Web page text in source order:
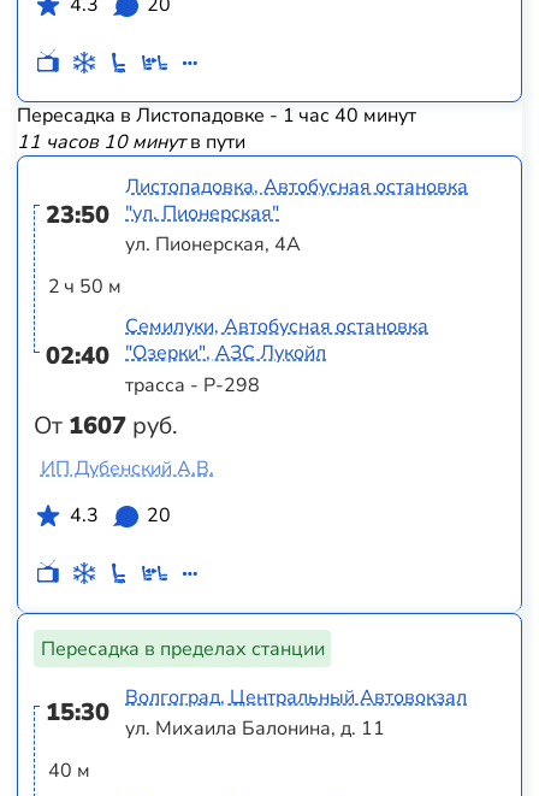
4.3
20
Пересадка в Листопадовке - 1 час 40 минут
11 часов 10 минутв пути
23:50
2 ч 50 м
02:40
От 1607 руб.
Листопадовка, Автобусная остановка
"ул. Пионерская"
ул. Пионерская, 4А
Семилуки, Автобусная остановка
"Озерки", АЗС Лукойл
трасса - Р-298
ИП Дубенский А.В.
4.3
20
Пересадка в пределах станции
15:30
40 м
Волгоград, Центральный Автовокзал
ул. Михаила Балонина, д. 11